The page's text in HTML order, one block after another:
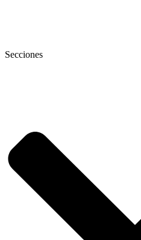
Secciones